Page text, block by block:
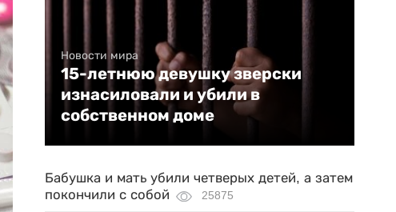
Новости мира
15-летнюю девушку зверски
изнасиловали и убили в
собственном доме
Бабушка и мать убили четверых детей, а затем
покончили с собой
25875